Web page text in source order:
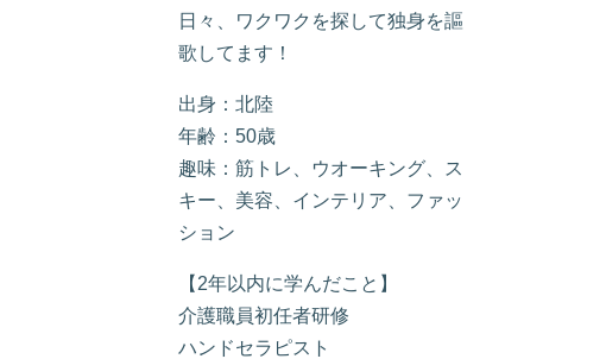
日々、ワクワクを探して独身を謳
歌してます！
出身：北陸
年齢：50歳
趣味：筋トレ、ウオーキング、ス
キー、美容、インテリア、ファッ
ション
【2年以内に学んだこと】
介護職員初任者研修
ハンドセラピスト